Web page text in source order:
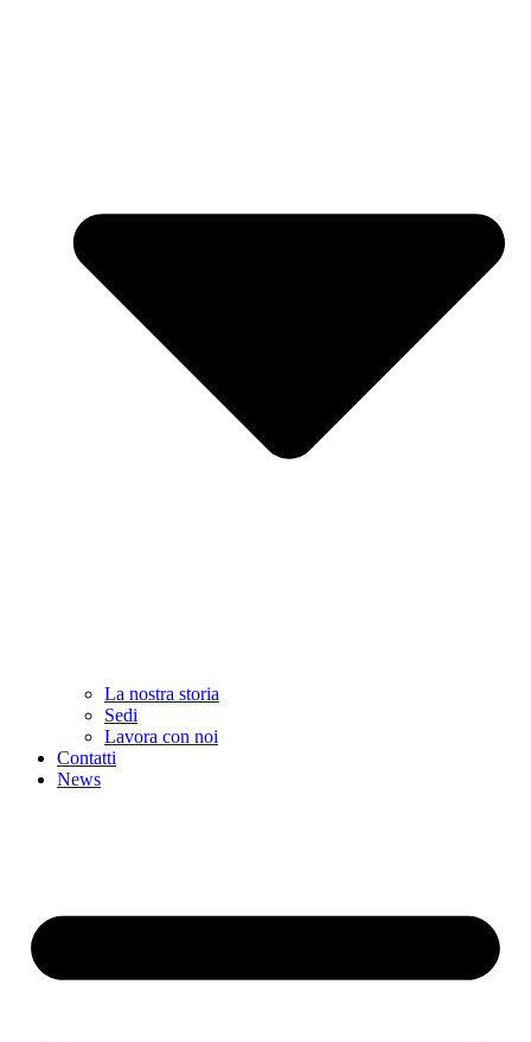
La nostra storia
Sedi
Lavora con noi
Contatti
News